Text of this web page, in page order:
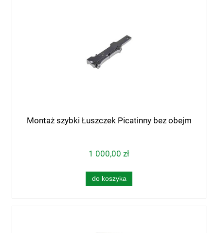
Montaż szybki Łuszczek Picatinny bez obejm
1 000,00 zł
do koszyka